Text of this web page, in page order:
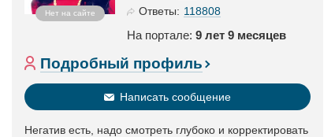
Нет на сайте
Ответы: 118808
На портале: 9 лет 9 месяцев
Подробный профиль
Написать сообщение
Негатив есть, надо смотреть глубоко и корректировать